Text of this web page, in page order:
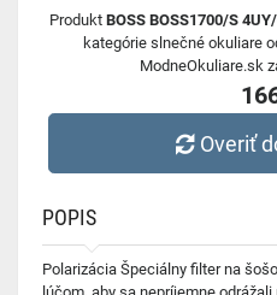
Produkt BOSS BOSS1700/S
kategórie slnečné okuliare
ModneOkuliare.sk
Overiť
POPIS
Polarizácia Špeciálny filter na